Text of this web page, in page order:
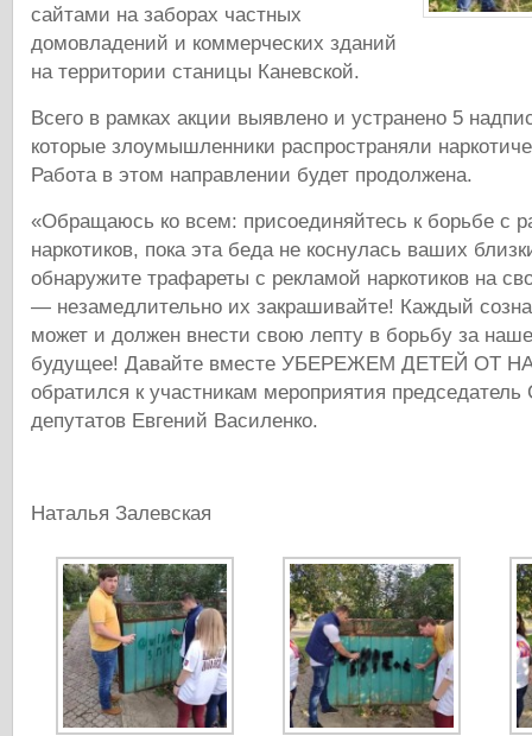
сайтами на заборах частных
домовладений и коммерческих зданий
на территории станицы Каневской.
Всего в рамках акции выявлено и устранено 5
которые злоумышленники распространяли
Работа в этом направлении будет продолжена.
«Обращаюсь ко всем: присоединяйтесь к борьбе с
наркотиков, пока эта беда не коснулась ваших
обнаружите трафареты с рекламой наркотиков на
— незамедлительно их закрашивайте! Каждый
может и должен внести свою лепту в борьбу за
будущее! Давайте вместе УБЕРЕЖЕМ ДЕТЕЙ ОТ
обратился к участникам мероприятия
депутатов Евгений Василенко.
Наталья Залевская